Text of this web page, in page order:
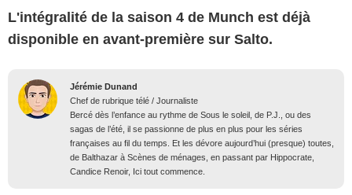
L'intégralité de la saison 4 de Munch est déjà
disponible en avant-première sur Salto.
Jérémie Dunand
Chef de rubrique télé / Journaliste
Bercé dès l’enfance au rythme de Sous le soleil, de P.J., ou des
sagas de l’été, il se passionne de plus en plus pour les séries
françaises au fil du temps. Et les dévore aujourd’hui (presque) toutes,
de Balthazar à Scènes de ménages, en passant par Hippocrate,
Candice Renoir, Ici tout commence.